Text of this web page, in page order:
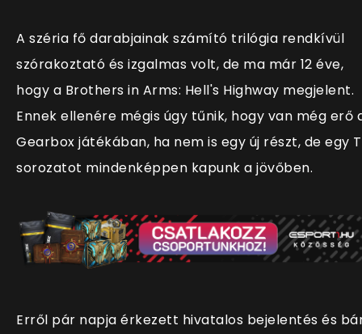
A széria fő darabjainak számító trilógia rendkívül
szórakoztató és izgalmas volt, de ma már 12 éve,
hogy a Brothers in Arms: Hell's Highway megjelent.
Ennek ellenére mégis úgy tűnik, hogy van még erő
Gearbox játékában, ha nem is egy új részt, de egy
sorozatot mindenképpen kapunk a jövőben.
Erről pár napja érkezett hivatalos bejelentés és